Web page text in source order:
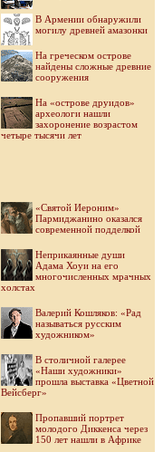
В Армении обнаружили
могилу древней амазонки
На греческом острове
найдены сложные древние
сооружения
На «острове друидов»
археологи нашли
захоронение возрастом
четыре тысячи лет
«Святой Иероним»
Пармиджанино оказался
современной подделкой
Неприкаянные души
Адама Хоуи на его
многочисленных мрачных
холстах
Валерий Кошляков: «Рад
называться русским
художником»
В столичной галерее
«Наши художники»
прошла выставка «Цветной
Вейсберг»
Пропавший портрет
молодого Диккенса через
150 лет нашли в Африке